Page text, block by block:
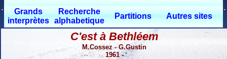
Grands
interprètes
Recherche
alphabetique
Partitions Autres sites
C'est à Bethléem
M.Cossez - G.Gustin
1961 -